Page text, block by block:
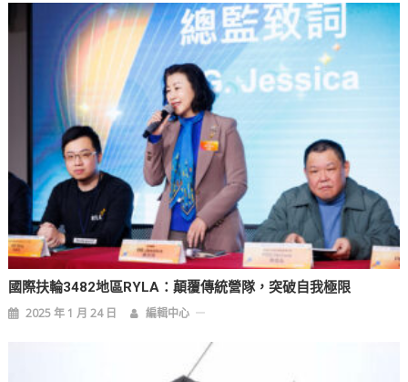
國際扶輪3482地區RYLA：顛覆傳統營隊，突破自我極限
2025 年 1 月 24 日 編輯中心